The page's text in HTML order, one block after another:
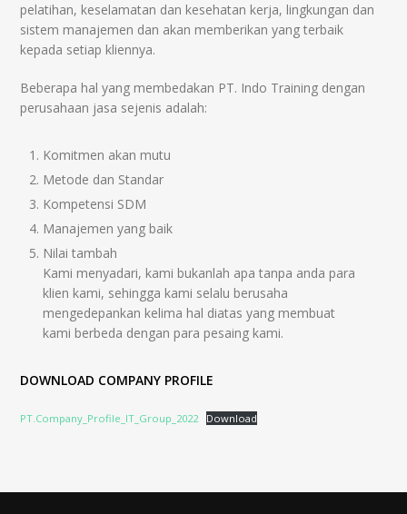
pelatihan, keselamatan dan kesehatan kerja, lingkungan dan
sistem manajemen dan akan memberikan yang terbaik
kepada setiap kliennya.
Beberapa hal yang membedakan PT. Indo Training dengan
perusahaan jasa sejenis adalah:
Komitmen akan mutu
Metode dan Standar
Kompetensi SDM
Manajemen yang baik
Nilai tambah
Kami menyadari, kami bukanlah apa tanpa anda para
klien kami, sehingga kami selalu berusaha
mengedepankan kelima hal diatas yang membuat
kami berbeda dengan para pesaing kami.
DOWNLOAD COMPANY PROFILE
PT.Company_Profile_IT_Group_2022 Download